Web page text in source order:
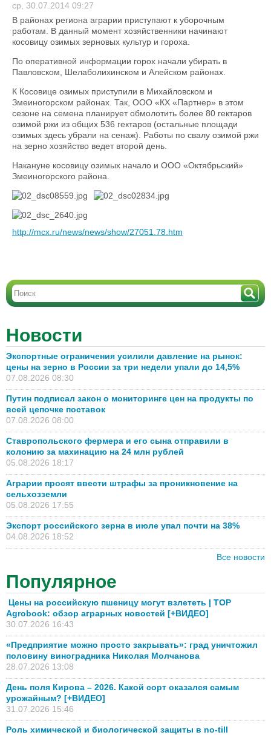
ср, 30.07.2014 09:27
В районах региона аграрии приступают к уборочным
работам. В данный момент хозяйственники начинают
косовицу озимых зерновых культур и гороха.
По оперативной информации горох начали убирать в
Павловском, Шелаболихинском и Алейском районах.
К Косовице озимых приступили в Михайловском и
Змеиногорском районах. Так, ООО «КХ «Партнер» в этом
сезоне на семена планирует обмолотить более 80 гектаров
озимой ржи из общих 536 гектаров (остальные площади
озимых здесь убрали на сенаж). Работы по свалу озимой ржи
на зерно хозяйство ведет второй день.
Накануне косовицу озимых начало и ООО «Октябрьский»
Змеиногорского района.
http://mcx.ru/news/news/show/27051.78.htm
Новости
Экспортные ограничения усилили давление на рынок:
цены на зерно в России за три недели упали до 14,5%
07.08.2026 08:30
Путин подписал закон о мониторинге цен на продукты по
всей цепочке поставок
07.08.2026 08:00
Ставропольского фермера и его сына отправили в
колонию за махинацию на 24 млн рублей
05.08.2026 18:17
Аграрии просят ввести штрафы за проникновение на
сельхозземли
05.08.2026 17:55
Экспорт российского зерна в июле упал почти на 38%
04.08.2026 18:52
Все новости
Популярное
Цены на российскую пшеницу могут взлететь | TOP
Agrobook: обзор аграрных новостей [+ВИДЕО]
30.07.2026 16:43
«Предприятие можно просто закрывать»: град уничтожил
половину виноградника Николая Молчанова
28.07.2026 13:08
День поля Кирова – 2026. Какой сорт оказался самым
урожайным? [+ВИДЕО]
31.07.2026 15:46
Роль химической и биологической защиты в no-till